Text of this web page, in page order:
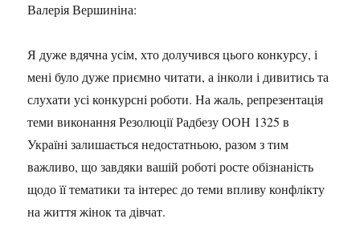
Валерія Вершиніна:
Я дуже вдячна усім, хто долучився цього конкурсу, і
мені було дуже приємно читати, а інколи і дивитись та
слухати усі конкурсні роботи. На жаль, репрезентація
теми виконання Резолюції Радбезу ООН 1325 в
Україні залишається недостатньою, разом з тим
важливо, що завдяки вашій роботі росте обізнаність
щодо її тематики та інтерес до теми впливу конфлікту
на життя жінок та дівчат.